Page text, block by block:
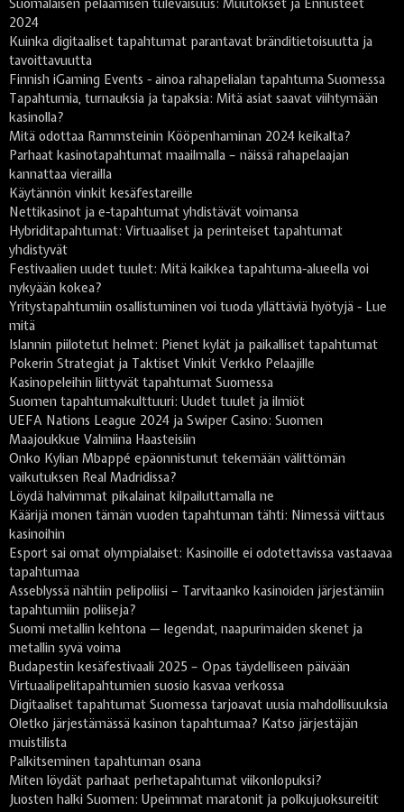
Suomalaisen pelaamisen tulevaisuus: Muutokset ja Ennusteet
2024
Kuinka digitaaliset tapahtumat parantavat bränditietoisuutta ja
tavoittavuutta
Finnish iGaming Events - ainoa rahapelialan tapahtuma Suomessa
Tapahtumia, turnauksia ja tapaksia: Mitä asiat saavat viihtymään
kasinolla?
Mitä odottaa Rammsteinin Kööpenhaminan 2024 keikalta?
Parhaat kasinotapahtumat maailmalla – näissä rahapelaajan
kannattaa vierailla
Käytännön vinkit kesäfestareille
Nettikasinot ja e-tapahtumat yhdistävät voimansa
Hybriditapahtumat: Virtuaaliset ja perinteiset tapahtumat
yhdistyvät
Festivaalien uudet tuulet: Mitä kaikkea tapahtuma-alueella voi
nykyään kokea?
Yritystapahtumiin osallistuminen voi tuoda yllättäviä hyötyjä - Lue
mitä
Islannin piilotetut helmet: Pienet kylät ja paikalliset tapahtumat
Pokerin Strategiat ja Taktiset Vinkit Verkko Pelaajille
Kasinopeleihin liittyvät tapahtumat Suomessa
Suomen tapahtumakulttuuri: Uudet tuulet ja ilmiöt
UEFA Nations League 2024 ja Swiper Casino: Suomen
Maajoukkue Valmiina Haasteisiin
Onko Kylian Mbappé epäonnistunut tekemään välittömän
vaikutuksen Real Madridissa?
Löydä halvimmat pikalainat kilpailuttamalla ne
Käärijä monen tämän vuoden tapahtuman tähti: Nimessä viittaus
kasinoihin
Esport sai omat olympialaiset: Kasinoille ei odotettavissa vastaavaa
tapahtumaa
Asseblyssä nähtiin pelipoliisi – Tarvitaanko kasinoiden järjestämiin
tapahtumiin poliiseja?
Suomi metallin kehtona — legendat, naapurimaiden skenet ja
metallin syvä voima
Budapestin kesäfestivaali 2025 – Opas täydelliseen päivään
Virtuaalipelitapahtumien suosio kasvaa verkossa
Digitaaliset tapahtumat Suomessa tarjoavat uusia mahdollisuuksia
Oletko järjestämässä kasinon tapahtumaa? Katso järjestäjän
muistilista
Palkitseminen tapahtuman osana
Miten löydät parhaat perhetapahtumat viikonlopuksi?
Juosten halki Suomen: Upeimmat maratonit ja polkujuoksureitit